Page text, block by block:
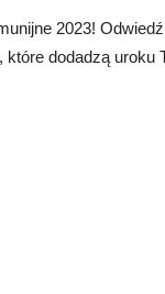
2023!
dodadzą uroku